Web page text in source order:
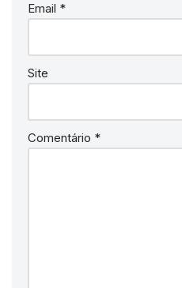
Email *
Site
Comentário *